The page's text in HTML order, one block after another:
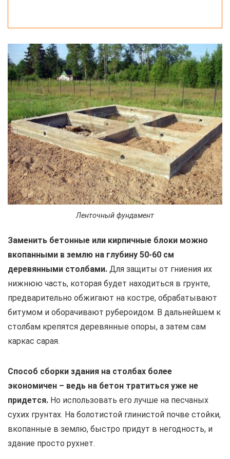
Ленточный фундамент
Заменить бетонные или кирпичные блоки можно
вкопанными в землю на глубину 50-60 см
деревянными столбами. Для защиты от гниения их
нижнюю часть, которая будет находиться в грунте,
предварительно обжигают на костре, обрабатывают
битумом и оборачивают рубероидом. В дальнейшем к
столбам крепятся деревянные опоры, а затем сам
каркас сарая.
Способ сборки здания на столбах более
экономичен – ведь на бетон тратиться уже не
придется. Но использовать его лучше на песчаных
сухих грунтах. На болотистой глинистой почве стойки,
вкопанные в землю, быстро придут в негодность, и
здание просто рухнет.